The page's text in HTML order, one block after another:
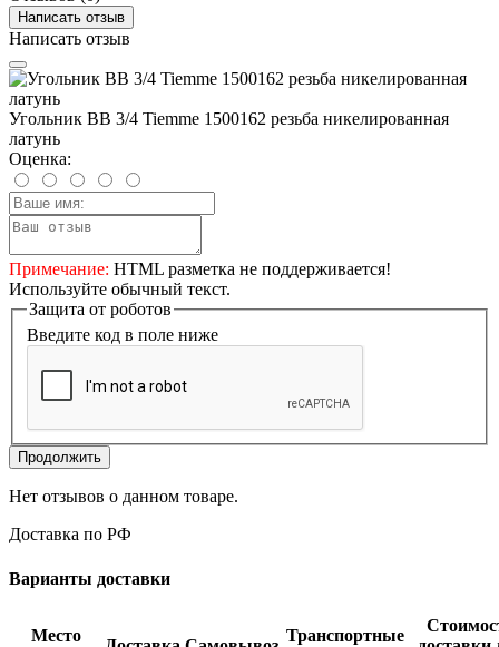
Написать отзыв
Написать отзыв
Угольник ВВ 3/4 Tiemme 1500162 резьба никелированная
латунь
Оценка:
Примечание: HTML разметка не поддерживается!
Используйте обычный текст.
Защита от роботов
Введите код в поле ниже
Продолжить
Нет отзывов о данном товаре.
Доставка по РФ
Варианты доставки
Место
Транспортные